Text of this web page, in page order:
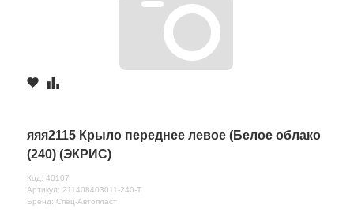
яяя2115 Крыло переднее левое (Белое облако
(240) (ЭКРИС)
Код: 40107
Артикул: 211408403011-240-T
Бренд: Спец-Автопласт